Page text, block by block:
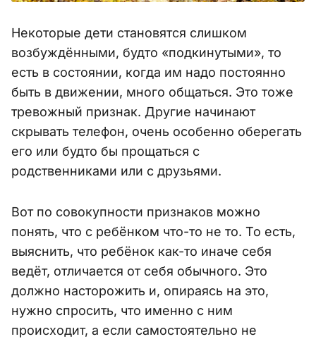
Некоторые дети становятся слишком
возбуждёнными, будто «подкинутыми», то
есть в состоянии, когда им надо постоянно
быть в движении, много общаться. Это тоже
тревожный признак. Другие начинают
скрывать телефон, очень особенно оберегать
его или будто бы прощаться с
родственниками или с друзьями.
Вот по совокупности признаков можно
понять, что с ребёнком что-то не то. То есть,
выяснить, что ребёнок как-то иначе себя
ведёт, отличается от себя обычного. Это
должно насторожить и, опираясь на это,
нужно спросить, что именно с ним
происходит, а если самостоятельно не